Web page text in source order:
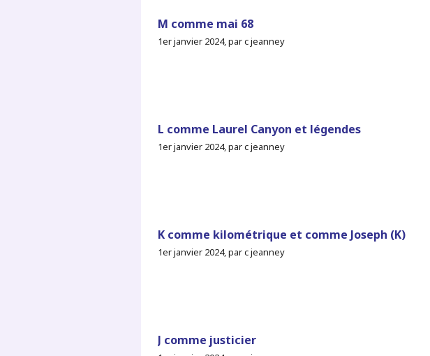
M comme mai 68
1er janvier 2024, par c jeanney
L comme Laurel Canyon et légendes
1er janvier 2024, par c jeanney
K comme kilométrique et comme Joseph (K)
1er janvier 2024, par c jeanney
J comme justicier